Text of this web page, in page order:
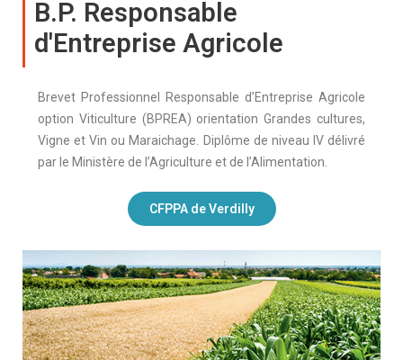
B.P. Responsable
d'Entreprise Agricole
Brevet Professionnel Responsable d’Entreprise Agricole
option Viticulture (BPREA) orientation Grandes cultures,
Vigne et Vin ou Maraichage. Diplôme de niveau IV délivré
par le Ministère de l’Agriculture et de l’Alimentation.
CFPPA de Verdilly